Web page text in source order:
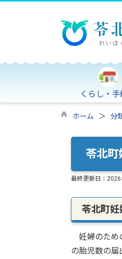
くらし・手
ホーム 分
苓北町
最終更新日：
苓北町
妊婦のため
の胎児数の届